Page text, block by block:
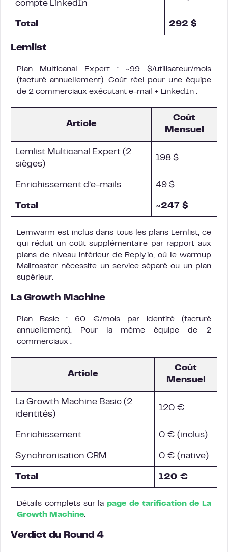
compte LinkedIn
Total 292 $
Lemlist
Plan Multicanal Expert : ~99 $/utilisateur/mois
(facturé annuellement). Coût réel pour une équipe
de 2 commerciaux exécutant e-mail + LinkedIn :
Article
Coût
Mensuel
Lemlist Multicanal Expert (2
sièges)
198 $
Enrichissement d’e-mails 49 $
Total ~247 $
Lemwarm est inclus dans tous les plans Lemlist, ce
qui réduit un coût supplémentaire par rapport aux
plans de niveau inférieur de Reply.io, où le warmup
Mailtoaster nécessite un service séparé ou un plan
supérieur.
La Growth Machine
Plan Basic : 60 €/mois par identité (facturé
annuellement). Pour la même équipe de 2
commerciaux :
Article
Coût
Mensuel
La Growth Machine Basic (2
identités)
120 €
Enrichissement 0 € (inclus)
Synchronisation CRM 0 € (native)
Total 120 €
Détails complets sur la page de tarification de La
Growth Machine
Verdict du Round 4